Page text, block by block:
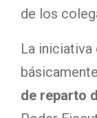
de los
La
de reparto